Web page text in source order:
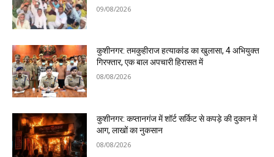
09/08/2026
कुशीनगर: तमकुहीराज हत्याकांड का खुलासा, 4 अभियुक्त
गिरफ्तार, एक बाल अपचारी हिरासत में
08/08/2026
कुशीनगर: कप्तानगंज में शॉर्ट सर्किट से कपड़े की दुकान में
आग, लाखों का नुकसान
08/08/2026